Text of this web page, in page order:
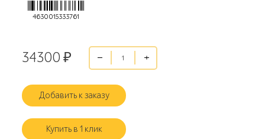
4630015333761
34300 ₽
Добавить к заказу
Купить в 1 клик